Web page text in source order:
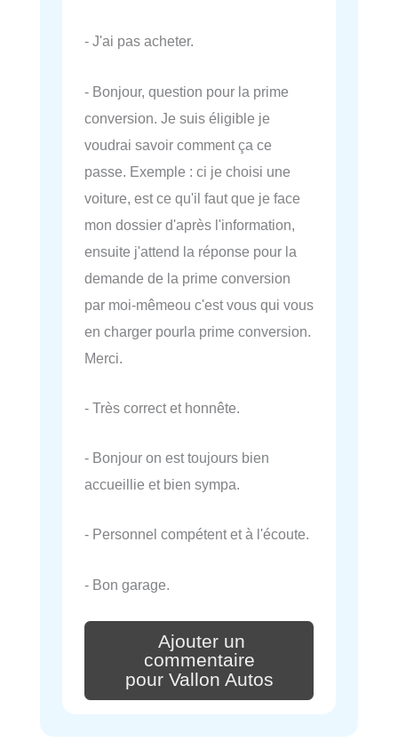
- J'ai pas acheter.
- Bonjour, question pour la prime
conversion. Je suis éligible je
voudrai savoir comment ça ce
passe. Exemple : ci je choisi une
voiture, est ce qu'il faut que je face
mon dossier d'après l'information,
ensuite j'attend la réponse pour la
demande de la prime conversion
par moi-mêmeou c'est vous qui vous
en charger pourla prime conversion.
Merci.
- Très correct et honnête.
- Bonjour on est toujours bien
accueillie et bien sympa.
- Personnel compétent et à l'écoute.
- Bon garage.
Ajouter un
commentaire
pour Vallon Autos